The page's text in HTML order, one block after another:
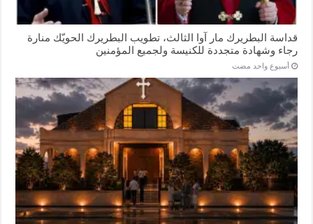
قداسة البطريرك مار آوا الثالث، تطويب البطريرك الحويّك منارة
رجاء وشهادة متجددة للكنيسة ولجميع المؤمنين
‏أسبوع واحد مضت